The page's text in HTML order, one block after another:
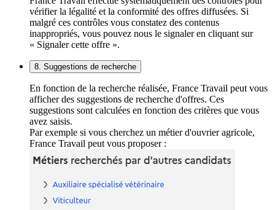
vérifier la légalité et la conformité des offres diffusées. Si
malgré ces contrôles vous constatez des contenus
inappropriés, vous pouvez nous le signaler en cliquant sur
« Signaler cette offre ».
8. Suggestions de recherche
En fonction de la recherche réalisée, France Travail peut vous
afficher des suggestions de recherche d'offres. Ces
suggestions sont calculées en fonction des critères que vous
avez saisis.
Par exemple si vous cherchez un métier d'ouvrier agricole,
France Travail peut vous proposer :